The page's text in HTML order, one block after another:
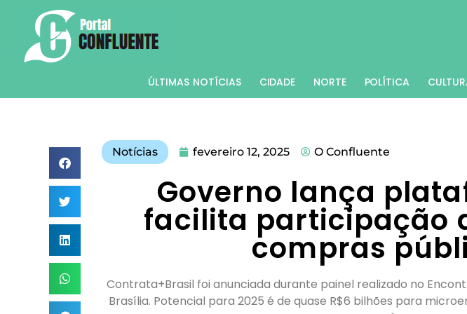
ÚLTIMAS NOTÍCIAS CIDADE NORTE POLÍTICA
Notícias fevereiro 12, 2025 O Confluente
Governo lança
facilita participação
compras
Contrata+Brasil foi anunciada durante painel realizado no
Brasília. Potencial para 2025 é de quase R$6 bilhões para